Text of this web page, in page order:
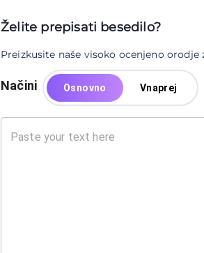
Želite prepisati besedilo?
Preizkusite naše visoko ocenjeno orodje
Načini Osnovno Vnaprej